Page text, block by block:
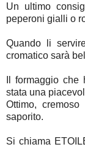
Un ultimo
peperoni gialli o
Quando li
cromatico sarà
Il formaggio
stata una
Ottimo,
saporito.
Si chiama